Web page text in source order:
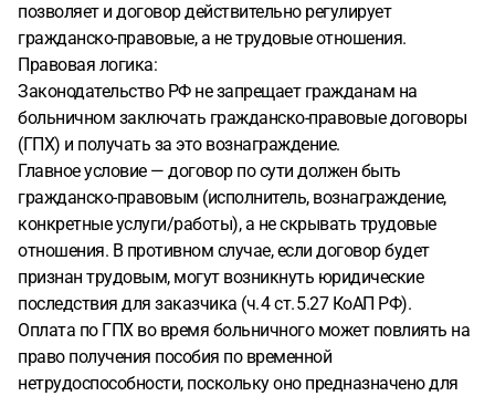
позволяет и договор действительно регулирует
гражданско-правовые, а не трудовые отношения.
Правовая логика:
Законодательство РФ не запрещает гражданам на
больничном заключать гражданско-правовые договоры
(ГПХ) и получать за это вознаграждение.
Главное условие — договор по сути должен быть
гражданско-правовым (исполнитель, вознаграждение,
конкретные услуги/работы), а не скрывать трудовые
отношения. В противном случае, если договор будет
признан трудовым, могут возникнуть юридические
последствия для заказчика (ч. 4 ст. 5.27 КоАП РФ).
Оплата по ГПХ во время больничного может повлиять на
право получения пособия по временной
нетрудоспособности, поскольку оно предназначено для